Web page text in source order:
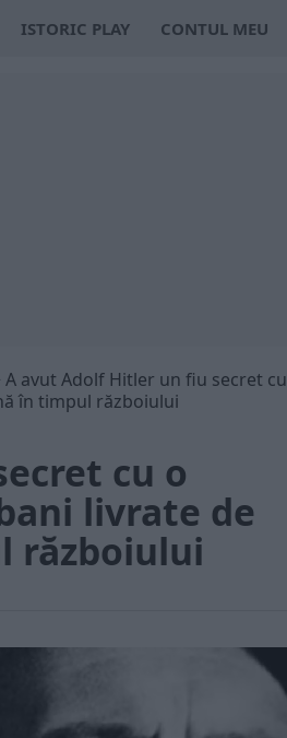
ISTORIC PLAY CONTUL MEU
A avut Adolf Hitler un fiu secret cu
în timpul războiului
cu o
livrate de
războiului